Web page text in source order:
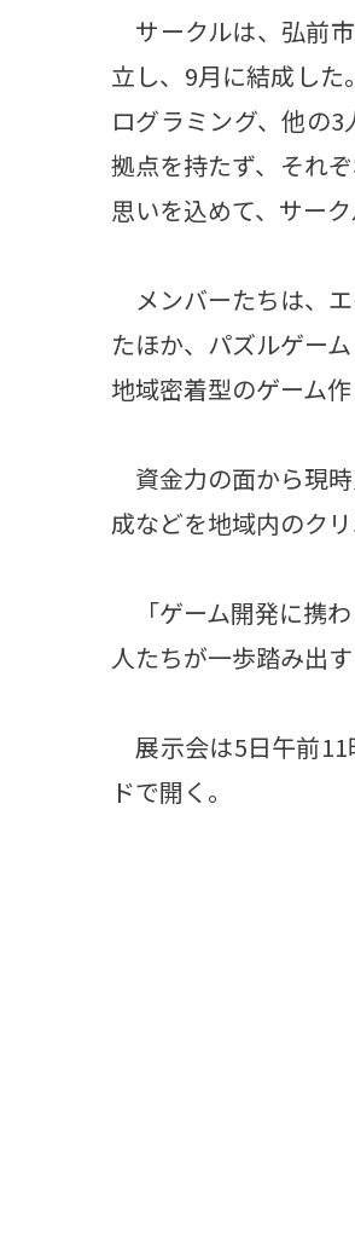
サークルは、弘前
立し、9月に結成し
ログラミング、他の
拠点を持たず、それ
思いを込めて、サー
メンバーたちは、
たほか、パズルゲー
地域密着型のゲーム作
資金力の面から現
成などを地域内のク
「ゲーム開発に携
人たちが一歩踏み出
展示会は5日午前11
ドで開く。